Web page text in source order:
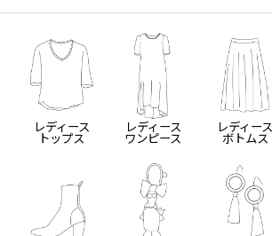
レディース
トップス
レディース
ワンピース
レディース
ボトムス